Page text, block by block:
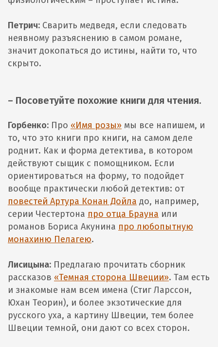
Петрич: Сварить медведя, если следовать
неявному разъяснению в самом романе,
значит докопаться до истины, найти то, что
скрыто.
– Посоветуйте похожие книги для чтения.
Горбенко: Про «Имя розы» мы все напишем, и
то, что это книги про книги, на самом деле
роднит. Как и форма детектива, в котором
действуют сыщик с помощником. Если
ориентироваться на форму, то подойдет
вообще практически любой детектив: от
повестей Артура Конан Дойла до, например,
серии Честертона про отца Брауна или
романов Бориса Акунина про любопытную
монахиню Пелагею.
Лисицына: Предлагаю прочитать сборник
рассказов «Темная сторона Швеции». Там есть
и знакомые нам всем имена (Стиг Ларссон,
Юхан Теорин), и более экзотические для
русского уха, а картину Швеции, тем более
Швеции темной, они дают со всех сторон.